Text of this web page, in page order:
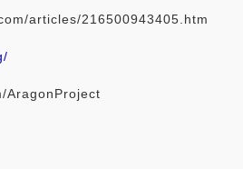
articles/216500943405.htm
AragonProject